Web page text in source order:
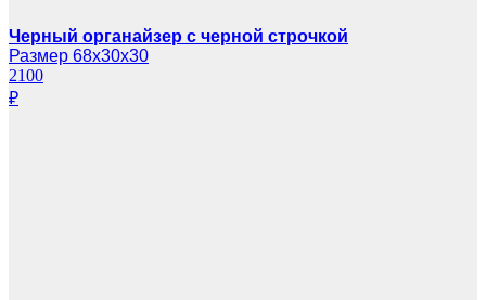
Черный органайзер с черной строчкой
Размер 68х30х30
2100
₽